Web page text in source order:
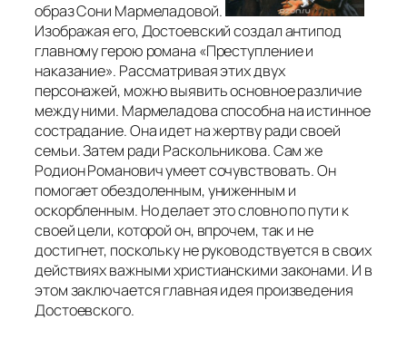
образ Сони Мармеладовой.
Изображая его, Достоевский создал антипод
главному герою романа «Преступление и
наказание». Рассматривая этих двух
персонажей, можно выявить основное различие
между ними. Мармеладова способна на истинное
сострадание. Она идет на жертву ради своей
семьи. Затем ради Раскольникова. Сам же
Родион Романович умеет сочувствовать. Он
помогает обездоленным, униженным и
оскорбленным. Но делает это словно по пути к
своей цели, которой он, впрочем, так и не
достигнет, поскольку не руководствуется в своих
действиях важными христианскими законами. И в
этом заключается главная идея произведения
Достоевского.